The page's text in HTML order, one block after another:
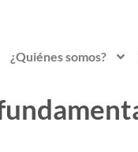
¿Quiénes somos?